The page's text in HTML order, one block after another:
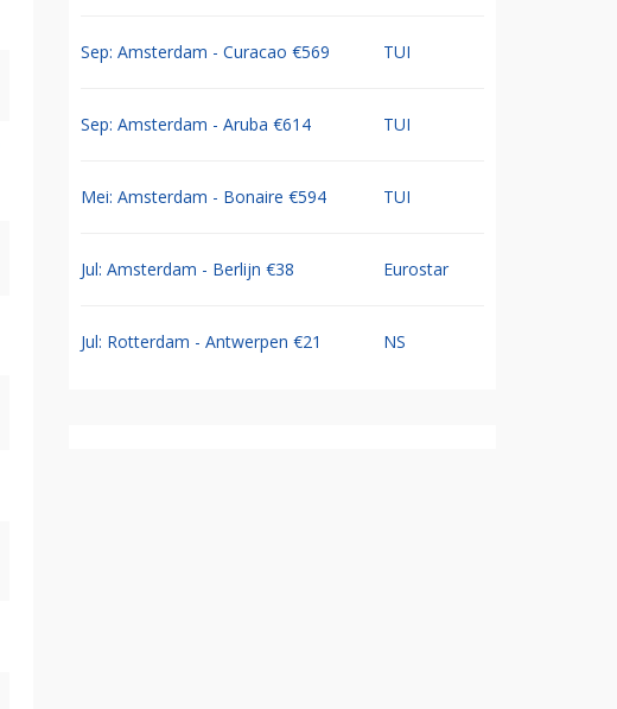
Sep: Amsterdam - Curacao €569 TUI
Sep: Amsterdam - Aruba €614 TUI
Mei: Amsterdam - Bonaire €594 TUI
Jul: Amsterdam - Berlijn €38 Eurostar
Jul: Rotterdam - Antwerpen €21 NS